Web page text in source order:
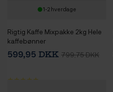
1-2 hverdage
Rigtig Kaffe Mixpakke 2kg Hele
kaffebønner
599,95 DKK 799,75 DKK